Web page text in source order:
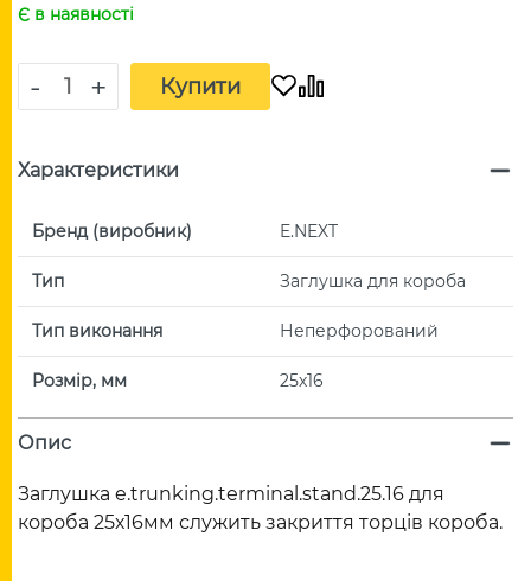
Є в наявності
- + Купити
Характеристики
Бренд (виробник) E.NEXT
Тип Заглушка для короба
Тип виконання Неперфорований
Розмір, мм 25х16
Опис
Заглушка e.trunking.terminal.stand.25.16 для
короба 25х16мм служить закриття торців короба.